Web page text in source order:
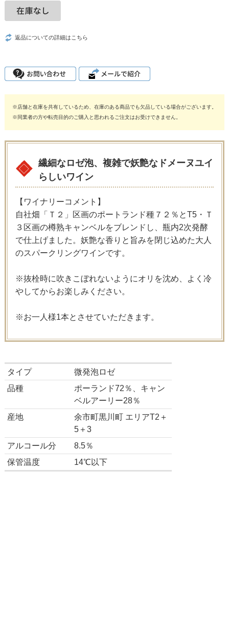
返品についての詳細はこちら
※店舗と在庫を共有しているため、在庫のある商品でも欠品している場合がございます。
※同業者の方や転売目的のご購入と思われるご注文はお受けできません。
繊細なロゼ泡、複雑で妖艶なドメーヌユイ
らしいワイン
【ワイナリーコメント】
自社畑「Ｔ２」区画のポートランド種７２％とT5・Ｔ
３区画の樽熟キャンベルをブレンドし、瓶内2次発酵
で仕上げました。妖艶な香りと旨みを閉じ込めた大人
のスパークリングワインです。
※抜栓時に吹きこぼれないようにオリを沈め、よく冷
やしてからお楽しみください。
※お一人様1本とさせていただきます。
タイプ
微発泡ロゼ
品種
ポーランド72％、キャン
ベルアーリー28％
産地
余市町黒川町 エリアT2＋
5＋3
アルコール分
8.5％
保管温度
14℃以下